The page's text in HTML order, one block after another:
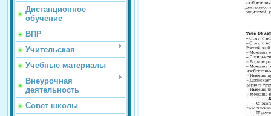
Дистанционное
обучение
ВПР
Учительская
Учебные материалы
Внеурочная
деятельность
Совет школы